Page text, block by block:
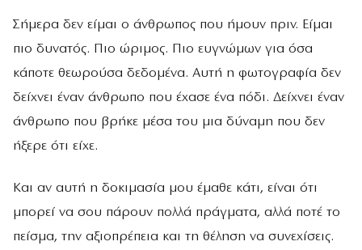
Σήμερα δεν είμαι ο άνθρωπος που ήμουν πριν. Είμαι
πιο δυνατός. Πιο ώριμος. Πιο ευγνώμων για όσα
κάποτε θεωρούσα δεδομένα. Αυτή η φωτογραφία δεν
δείχνει έναν άνθρωπο που έχασε ένα πόδι. Δείχνει έναν
άνθρωπο που βρήκε μέσα του μια δύναμη που δεν
ήξερε ότι είχε.
Και αν αυτή η δοκιμασία μου έμαθε κάτι, είναι ότι
μπορεί να σου πάρουν πολλά πράγματα, αλλά ποτέ το
πείσμα, την αξιοπρέπεια και τη θέληση να συνεχίσεις.